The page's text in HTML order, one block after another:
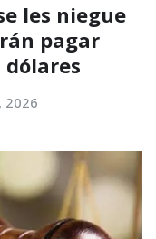
les niegue
pagar
dólares
2026